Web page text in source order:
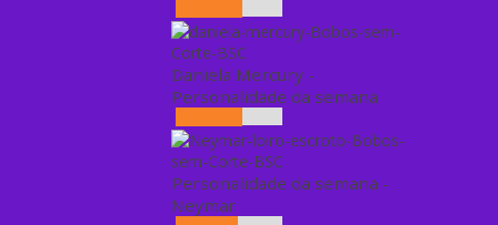
Daniela Mercury -
Personalidade da semana
Personalidade da semana -
Neymar